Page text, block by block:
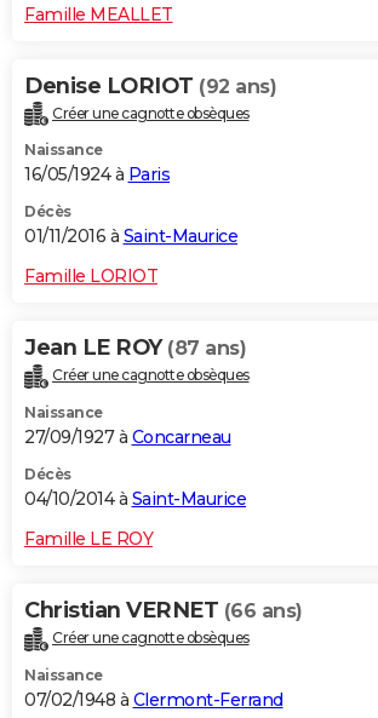
Famille MEALLET
Denise LORIOT (92 ans)
Créer une cagnotte obsèques
Naissance
16/05/1924 à Paris
Décès
01/11/2016 à Saint-Maurice
Famille LORIOT
Jean LE ROY (87 ans)
Créer une cagnotte obsèques
Naissance
27/09/1927 à Concarneau
Décès
04/10/2014 à Saint-Maurice
Famille LE ROY
Christian VERNET (66 ans)
Créer une cagnotte obsèques
Naissance
07/02/1948 à Clermont-Ferrand